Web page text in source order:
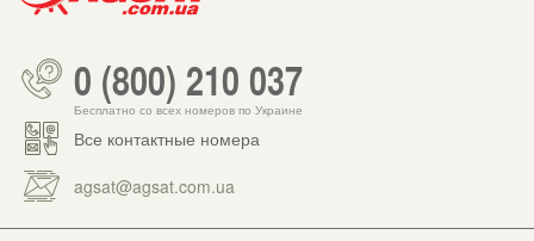
0 (800) 210 037
Бесплатно со всех номеров по Украине
Все контактные номера
agsat@agsat.com.ua